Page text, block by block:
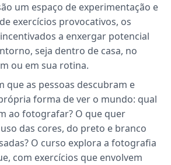
um espaço de experimentação e
exercícios provocativos, os
a enxergar potencial
seja dentro de casa, no
ou em sua rotina.
que as pessoas descubram e
forma de ver o mundo: qual
ao fotografar? O que quer
das cores, do preto e branco
O curso explora a fotografia
com exercícios que envolvem